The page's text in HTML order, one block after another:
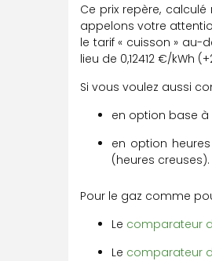
Ce prix repère,
appelons votre
le tarif « cuisson »
lieu de 0,12412 €/kWh
Si vous voulez aussi
en option base à
en option
(heures creuses).
Pour le gaz comme
Le comparateur
Le comparateur